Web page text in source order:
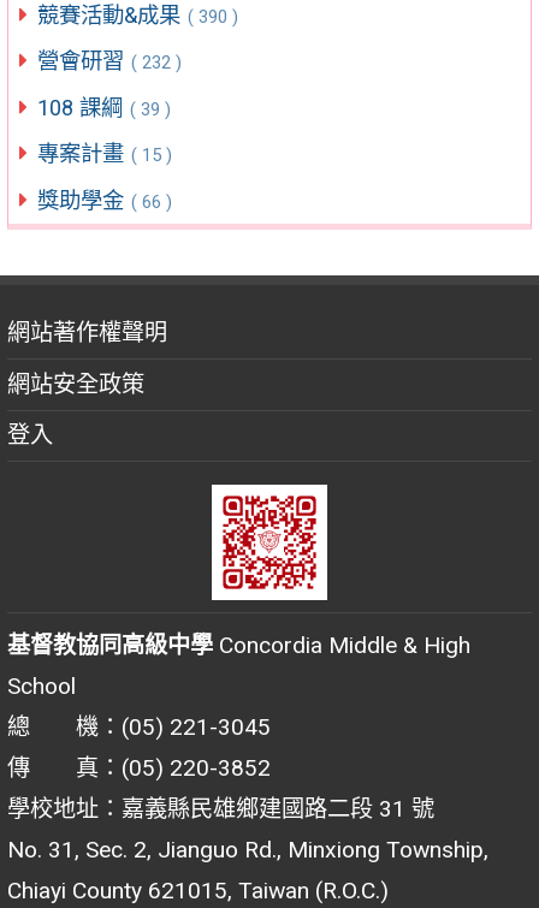
競賽活動&成果 ( 390 )
營會研習 ( 232 )
108 課綱 ( 39 )
專案計畫 ( 15 )
獎助學金 ( 66 )
網站著作權聲明
網站安全政策
登入
基督教協同高級中學 Concordia Middle & High
School
總 機：(05) 221-3045
傳 真：(05) 220-3852
學校地址：嘉義縣民雄鄉建國路二段 31 號
No. 31, Sec. 2, Jianguo Rd., Minxiong Township,
Chiayi County 621015, Taiwan (R.O.C.)